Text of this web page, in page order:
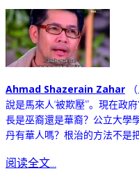
Ahmad Shazerain Zahar
說是馬來人‘被欺壓’”。 現在政
長是巫裔還是華裔？公立大學
丹有華人嗎？ 根治的方法不是
阅读全文...